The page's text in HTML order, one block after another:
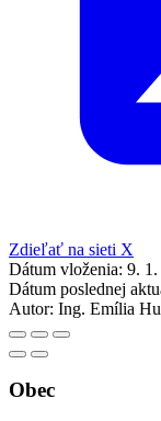
Zdieľať na sieti X
Dátum vloženia: 9.
Dátum poslednej
Autor: Ing. Emília
Obec